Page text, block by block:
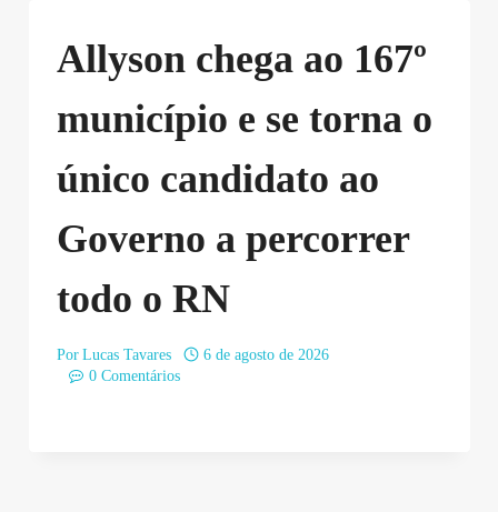
Allyson chega ao 167º
município e se torna o
único candidato ao
Governo a percorrer
todo o RN
Por Lucas Tavares
6 de agosto de 2026
0 Comentários